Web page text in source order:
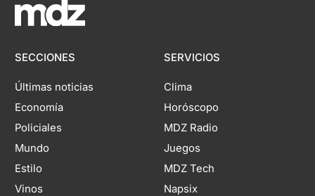
SECCIONES
Últimas noticias
Economía
Policiales
Mundo
Estilo
Vinos
SERVICIOS
Clima
Horóscopo
MDZ Radio
Juegos
MDZ Tech
Napsix